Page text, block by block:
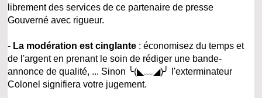
librement des services de ce partenaire de presse
Gouverné avec rigueur.
- La modération est cinglante : économisez du temps et
de l'argent en prenant le soin de rédiger une bande-
annonce de qualité, ... Sinon ╰(◣﹏◢)╯ l'exterminateur
Colonel signifiera votre jugement.